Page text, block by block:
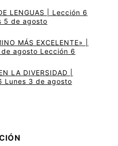
LENGUAS | Lección 6
5 de agosto
MÁS EXCELENTE» |
agosto Lección 6
LA DIVERSIDAD |
Lunes 3 de agosto